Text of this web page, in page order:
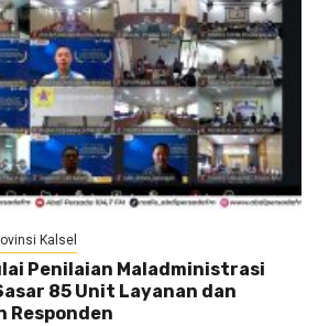
Kalsel
Penilaian Maladministrasi
85 Unit Layanan dan
Responden